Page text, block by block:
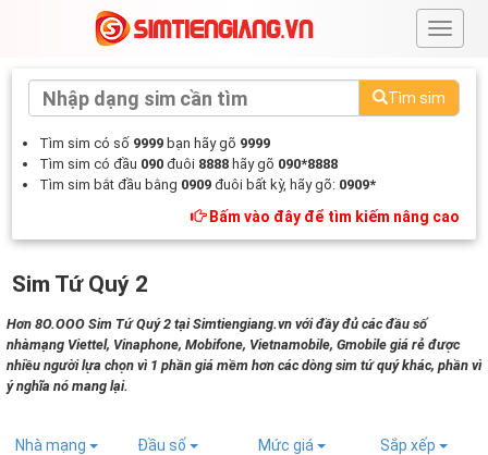
#
Tìm sim
Tìm sim có số 9999 bạn hãy gõ 9999
Tìm sim có đầu 090 đuôi 8888 hãy gõ 090*8888
Tìm sim bắt đầu bằng 0909 đuôi bất kỳ, hãy gõ: 0909*
Bấm vào đây để tìm kiếm nâng cao
Sim Tứ Quý 2
Hơn 8O.OOO Sim Tứ Quý 2 tại Simtiengiang.vn với đầy đủ các đầu số
nhàmạng Viettel, Vinaphone, Mobifone, Vietnamobile, Gmobile giá rẻ được
nhiều người lựa chọn vì 1 phần giá mềm hơn các dòng sim tứ quý khác, phần vì
ý nghĩa nó mang lại.
Nhà mạng Đầu số Mức giá Sắp xếp